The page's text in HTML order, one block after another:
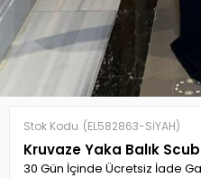
Stok Kodu (EL582863-SİYAH)
Kruvaze Yaka Balık
30 Gün İçinde Ücretsiz İade